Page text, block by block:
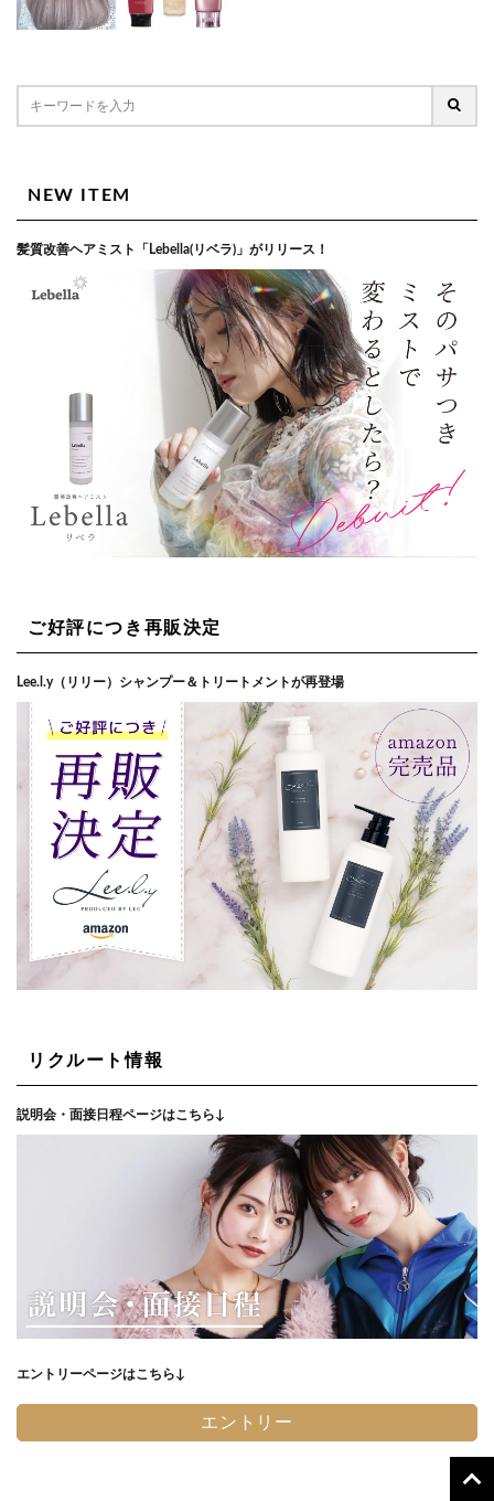
NEW ITEM
髪質改善ヘアミスト「Lebella(リベラ)」がリリース！
ご好評につき再販決定
Lee.l.y（リリー）シャンプー＆トリートメントが再登場
リクルート情報
説明会・面接日程ページはこちら↓
エントリーページはこちら↓
エントリー